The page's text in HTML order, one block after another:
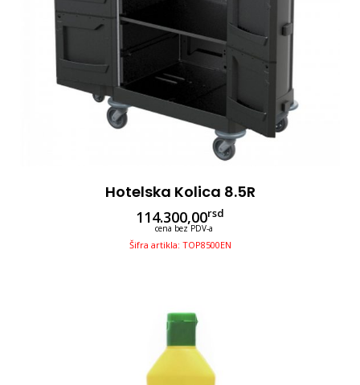
Hotelska Kolica 8.5R
114.300,00rsd
cena bez PDV-a
Šifra artikla: TOP8500EN